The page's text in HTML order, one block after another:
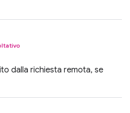
dalla richiesta remota, se